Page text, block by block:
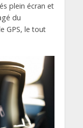
plein écran et
du
GPS, le tout